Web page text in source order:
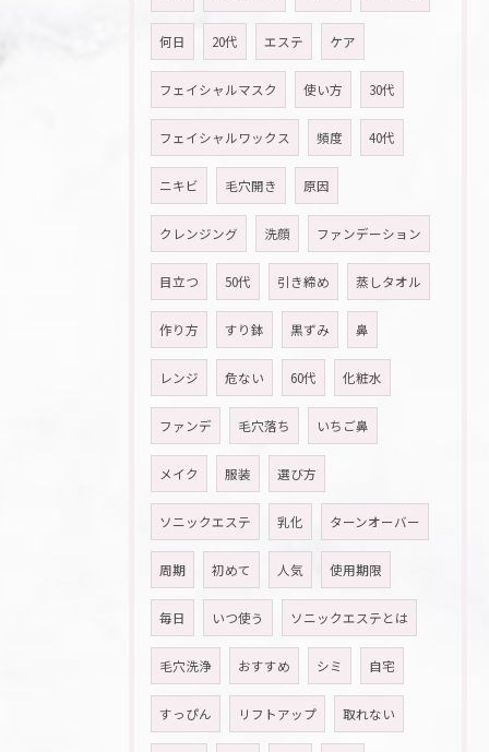
何日 20代 エステ ケア
フェイシャルマスク 使い方 30代
フェイシャルワックス 頻度 40代
ニキビ 毛穴開き 原因
クレンジング 洗顔 ファンデーション
目立つ 50代 引き締め 蒸しタオル
作り方 すり鉢 黒ずみ 鼻
レンジ 危ない 60代 化粧水
ファンデ 毛穴落ち いちご鼻
メイク 服装 選び方
ソニックエステ 乳化 ターンオーバー
周期 初めて 人気 使用期限
毎日 いつ使う ソニックエステとは
毛穴洗浄 おすすめ シミ 自宅
すっぴん リフトアップ 取れない